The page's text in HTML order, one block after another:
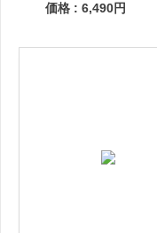
価格 : 6,490円